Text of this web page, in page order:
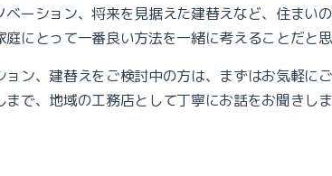
ーション、将来を見据えた建替えなど、住まい
にとって一番良い方法を一緒に考えることだと思
ン、建替えをご検討中の方は、まずはお気軽に
で、地域の工務店として丁寧にお話をお聞きしま